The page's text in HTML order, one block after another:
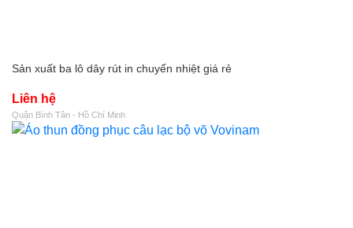
Sản xuất ba lô dây rút in chuyển nhiệt giá rẻ
Liên hệ
Quận Bình Tân - Hồ Chí Minh